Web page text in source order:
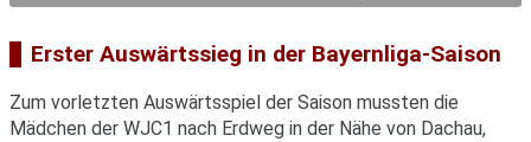
Erster Auswärtssieg in der Bayernliga-Saison
Zum vorletzten Auswärtsspiel der Saison mussten die
Mädchen der WJC1 nach Erdweg in der Nähe von Dachau,